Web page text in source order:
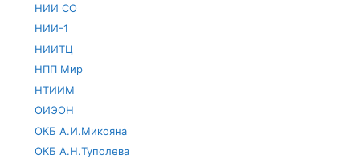
НИИ СО
НИИ-1
НИИТЦ
НПП Мир
НТИИМ
ОИЭОН
ОКБ А.И.Микояна
ОКБ А.Н.Туполева